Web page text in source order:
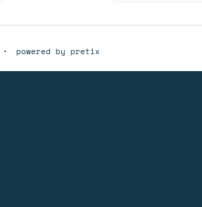
powered by pretix